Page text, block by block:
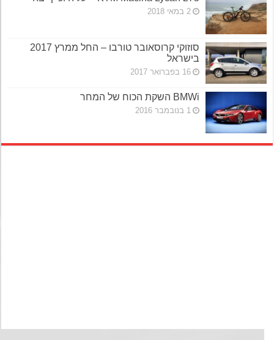
2 במאי 2018
סוזוקי קרוסאובר טורבו – החל ממרץ 2017
בישראל
16 בפברואר 2017
BMWi השקת הכוח של המחר
1 בנובמבר 2016